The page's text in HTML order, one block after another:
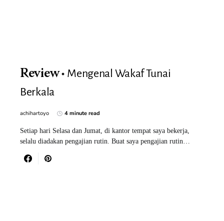
Review
Mengenal Wakaf Tunai
Berkala
achihartoyo 4 minute read
Setiap hari Selasa dan Jumat, di kantor tempat saya bekerja,
selalu diadakan pengajian rutin. Buat saya pengajian rutin…